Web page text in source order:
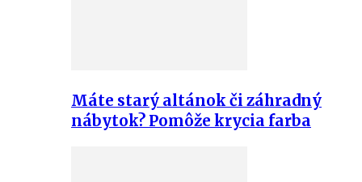
Máte starý altánok či záhradný
nábytok? Pomôže krycia farba